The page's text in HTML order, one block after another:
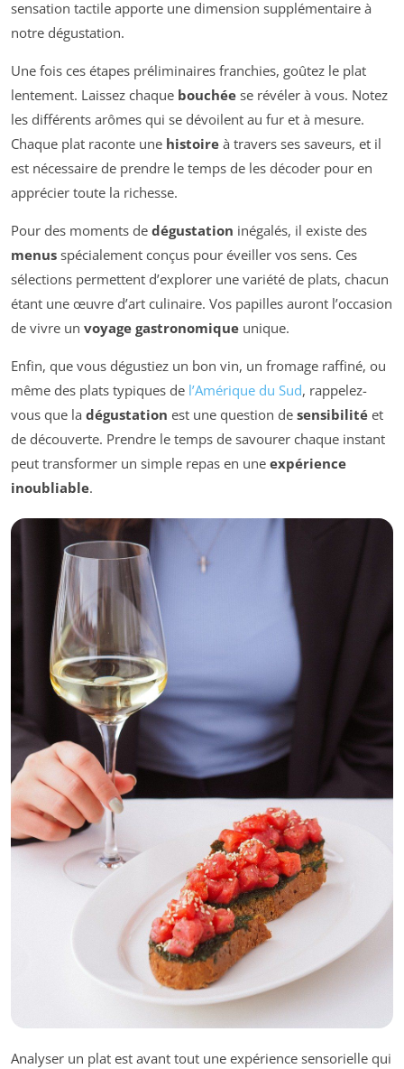
sensation tactile apporte une dimension supplémentaire à
notre dégustation.
Une fois ces étapes préliminaires franchies, goûtez le plat
lentement. Laissez chaque bouchée se révéler à vous. Notez
les différents arômes qui se dévoilent au fur et à mesure.
Chaque plat raconte une histoire à travers ses saveurs, et il
est nécessaire de prendre le temps de les décoder pour en
apprécier toute la richesse.
Pour des moments de dégustation inégalés, il existe des
menus spécialement conçus pour éveiller vos sens. Ces
sélections permettent d’explorer une variété de plats, chacun
étant une œuvre d’art culinaire. Vos papilles auront l’occasion
de vivre un voyage gastronomique unique.
Enfin, que vous dégustiez un bon vin, un fromage raffiné, ou
même des plats typiques de l’Amérique du Sud, rappelez-
vous que la dégustation est une question de sensibilité et
de découverte. Prendre le temps de savourer chaque instant
peut transformer un simple repas en une expérience
inoubliable.
Analyser un plat est avant tout une expérience sensorielle qui